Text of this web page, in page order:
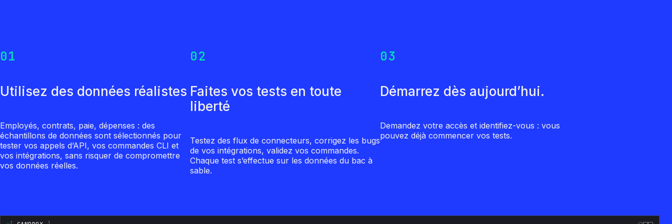
01
Utilisez des données réalistes
Employés, contrats, paie, dépenses : des
échantillons de données sont sélectionnés pour
tester vos appels d’API, vos commandes CLI et
vos intégrations, sans risquer de compromettre
vos données réelles.
02
Faites vos tests en toute
liberté
Testez des flux de connecteurs, corrigez les bugs
de vos intégrations, validez vos commandes.
Chaque test s’effectue sur les données du bac à
sable.
03
Démarrez dès aujourd’hui.
Demandez votre accès et identifiez-vous : vous
pouvez déjà commencer vos tests.